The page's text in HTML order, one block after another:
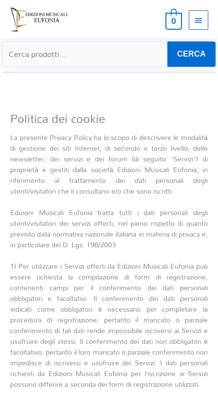
0
CERCA
Politica dei cookie
La presente Privacy Policy ha lo scopo di descrivere le modalità
di gestione dei siti Internet, di secondo e terzo livello, delle
newsletter, dei servizi e dei forum (di seguito “Servizi”) di
proprietà e gestiti dalla società Edizioni Musicali Eufonia, in
riferimento al trattamento dei dati personali degli
utenti/visitatori che li consultano e/o che sono iscritti.
Edizioni Musicali Eufonia tratta tutti i dati personali degli
utenti/visitatori dei servizi offerti, nel pieno rispetto di quanto
previsto dalla normativa nazionale italiana in materia di privacy e,
in particolare del D. Lgs. 196/2003.
1) Per utilizzare i Servizi offerti da Edizioni Musicali Eufonia può
essere richiesta la compilazione di form di registrazione,
contenenti campi per il conferimento dei dati personali
obbligatori e facoltativi. Il conferimento dei dati personali
indicati come obbligatori è necessario per completare la
procedura di registrazione; pertanto il mancato o parziale
conferimento di tali dati rende impossibile iscriversi ai Servizi e
usufruire degli stessi. Il conferimento dei dati non obbligatori è
facoltativo; pertanto il loro mancato o parziale conferimento non
impedisce di iscriversi e usufruire dei Servizi. I dati personali
richiesti da Edizioni Musicali Eufonia per l’iscrizione ai Servizi
possono differire a seconda dei form di registrazione utilizzati.